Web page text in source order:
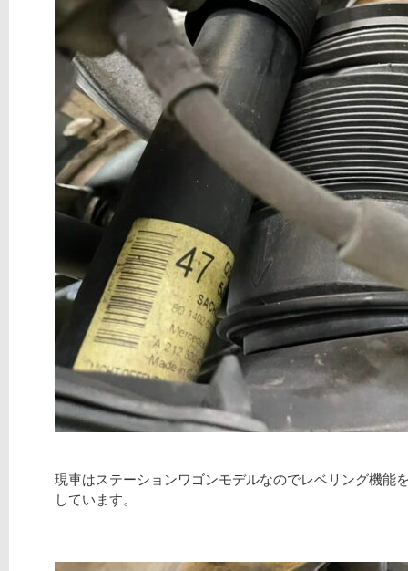
現車はステーションワゴンモデルなのでレベリング機能
しています。